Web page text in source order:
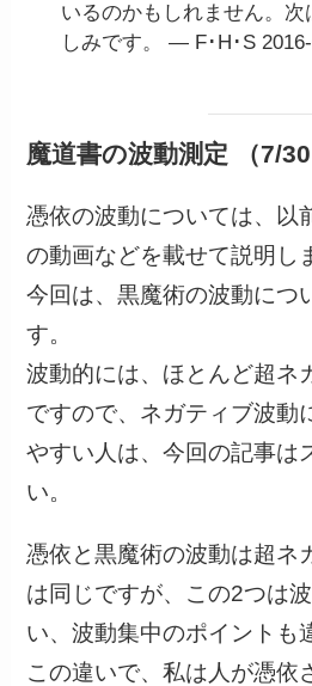
いるのかもしれません。
しみです。 — F･H･S
魔道書の波動測定 （7/30
憑依の波動については、以
の動画などを載せて説明し
今回は、黒魔術の波動につ
す。
波動的には、ほとんど超ネ
ですので、ネガティブ波動
やすい人は、今回の記事は
い。
憑依と黒魔術の波動は超ネ
は同じですが、この2つは
い、波動集中のポイントも
この違いで、私は人が憑依